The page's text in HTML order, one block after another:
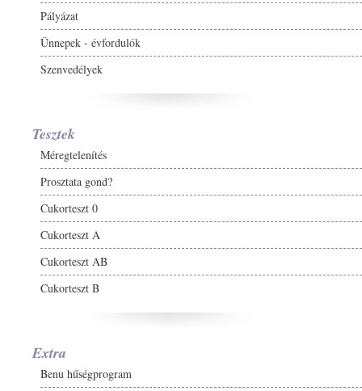
Pályázat
Ünnepek - évfordulók
Szenvedélyek
Tesztek
Méregtelenítés
Prosztata gond?
Cukorteszt 0
Cukorteszt A
Cukorteszt AB
Cukorteszt B
Extra
Benu hűségprogram